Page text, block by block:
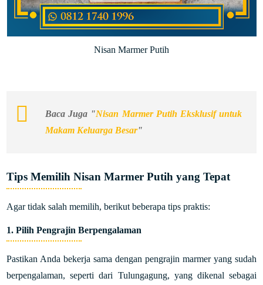
Nisan Marmer Putih
Baca Juga "Nisan Marmer Putih Eksklusif untuk
Makam Keluarga Besar"
Tips Memilih Nisan Marmer Putih yang Tepat
Agar tidak salah memilih, berikut beberapa tips praktis:
1.Pilih Pengrajin Berpengalaman
Pastikan Anda bekerja sama dengan pengrajin marmer yang sudah
berpengalaman, seperti dari Tulungagung, yang dikenal sebagai